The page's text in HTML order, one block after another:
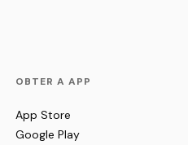
OBTER A APP
App Store
Google Play